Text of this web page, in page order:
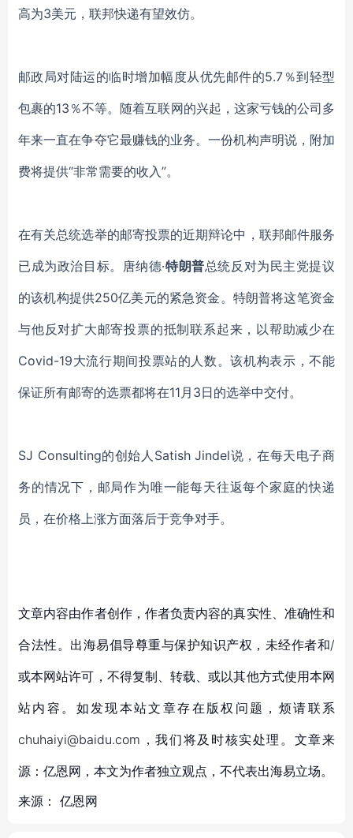
高为3美元，联邦快递有望效仿。
邮政局对陆运的临时增加幅度从优先邮件的5.7％到轻型
包裹的13％不等。随着互联网的兴起，这家亏钱的公司多
年来一直在争夺它最赚钱的业务。一份机构声明说，附加
费将提供“非常需要的收入”。
在有关总统选举的邮寄投票的近期辩论中，联邦邮件服务
已成为政治目标。唐纳德·特朗普总统反对为民主党提议
的该机构提供250亿美元的紧急资金。特朗普将这笔资金
与他反对扩大邮寄投票的抵制联系起来，以帮助减少在
Covid-19大流行期间投票站的人数。该机构表示，不能
保证所有邮寄的选票都将在11月3日的选举中交付。
SJ Consulting的创始人Satish Jindel说，在每天电子商
务的情况下，邮局作为唯一能每天往返每个家庭的快递
员，在价格上涨方面落后于竞争对手。
文章内容由作者创作，作者负责内容的真实性、准确性和
合法性。出海易倡导尊重与保护知识产权，未经作者和/
或本网站许可，不得复制、转载、或以其他方式使用本网
站内容。如发现本站文章存在版权问题，烦请联系
chuhaiyi@baidu.com，我们将及时核实处理。文章来
源：亿恩网，本文为作者独立观点，不代表出海易立场。
来源： 亿恩网